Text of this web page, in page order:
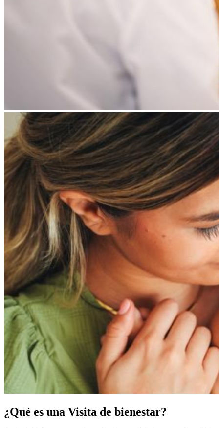
¿Qué es una Visita de bienestar?